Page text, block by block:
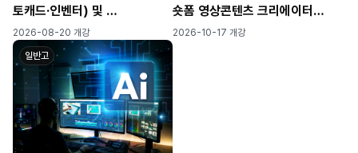
토캐드·인벤터) 및
SNS 영상콘텐츠 제작(구글 제
미나이·캡컷)
2026-08-20 개강
숏폼 영상콘텐츠 크리에이터되
기
2026-10-17 개강
일반고